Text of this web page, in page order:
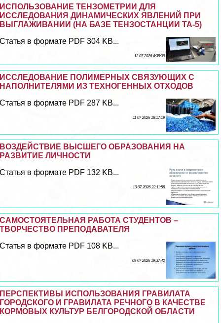
ИСПОЛЬЗОВАНИЕ ТЕНЗОМЕТРИИ ДЛЯ
ИССЛЕДОВАНИЯ ДИНАМИЧЕСКИХ ЯВЛЕНИЙ ПРИ
ВЫГЛАЖИВАНИИ (НА БАЗЕ ТЕНЗОСТАНЦИИ ТА-5)
Статья в формате PDF 304 KB...
12 07 2026 4:38:39
ИССЛЕДОВАНИЕ ПОЛИМЕРНЫХ СВЯЗУЮЩИХ С
НАПОЛНИТЕЛЯМИ ИЗ ТЕХНОГЕННЫХ ОТХОДОВ
Статья в формате PDF 287 KB...
11 07 2026 18:17:19
ВОЗДЕЙСТВИЕ ВЫСШЕГО ОБРАЗОВАНИЯ НА
РАЗВИТИЕ ЛИЧНОСТИ
Статья в формате PDF 132 KB...
10 07 2026 22:11:58
САМОСТОЯТЕЛЬНАЯ РАБОТА СТУДЕНТОВ –
ТВОРЧЕСТВО ПРЕПОДАВАТЕЛЯ
Статья в формате PDF 108 KB...
09 07 2026 19:37:42
ПЕРСПЕКТИВЫ ИСПОЛЬЗОВАНИЯ ГРАВИЛАТА
ГОРОДСКОГО И ГРАВИЛАТА РЕЧНОГО В КАЧЕСТВЕ
КОРМОВЫХ КУЛЬТУР БЕЛГОРОДСКОЙ ОБЛАСТИ